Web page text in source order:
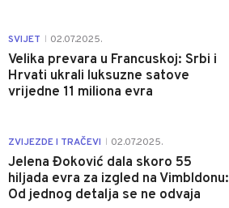
SVIJET 02.07.2025.
Velika prevara u Francuskoj: Srbi i
Hrvati ukrali luksuzne satove
vrijedne 11 miliona evra
ZVIJEZDE I TRAČEVI 02.07.2025.
Jelena Đoković dala skoro 55
hiljada evra za izgled na Vimbldonu:
Od jednog detalja se ne odvaja